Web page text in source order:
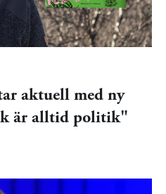
aktuell med ny
är alltid politik"